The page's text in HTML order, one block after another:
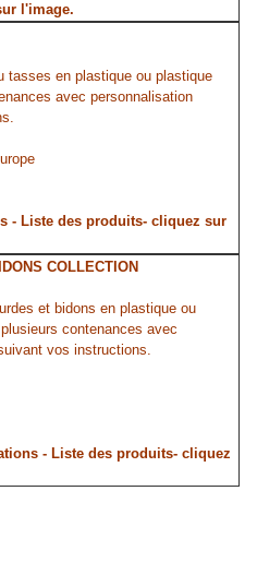
l'image.
tasses en plastique ou plastique
avec personnalisation
- Liste des produits- cliquez sur
COLLECTION
et bidons en plastique ou
contenances avec
vos instructions.
- Liste des produits- cliquez